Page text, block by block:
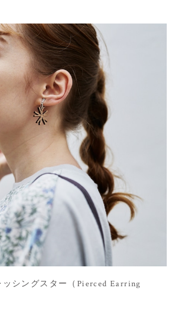
シングスター（Pierced Earring